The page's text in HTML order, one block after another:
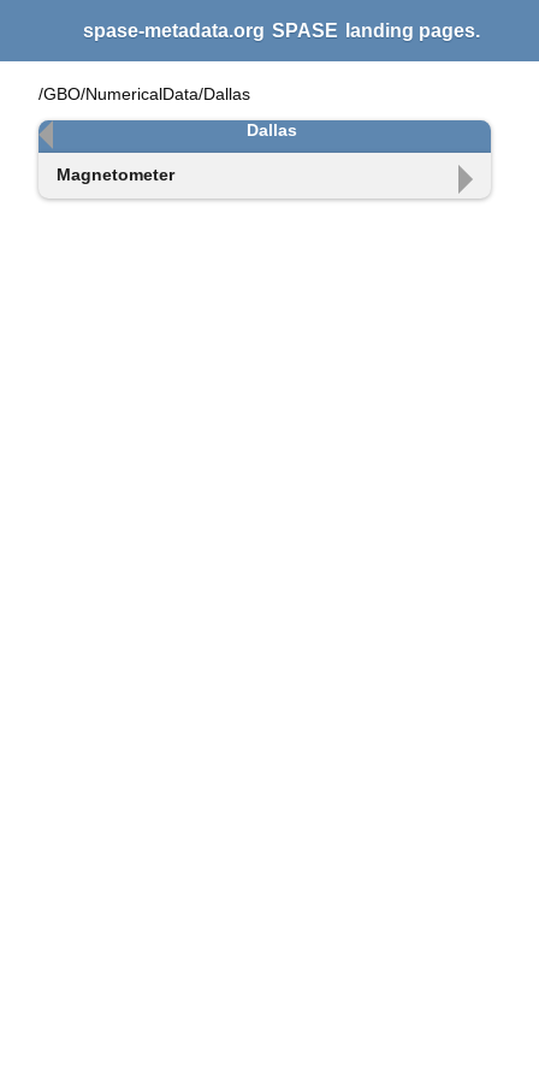
spase-metadata.org SPASE landing pages.
/GBO/NumericalData/Dallas
Dallas
Magnetometer